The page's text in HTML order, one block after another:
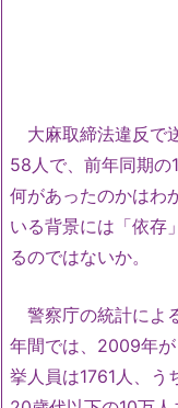
大麻取締法違反で
58人で、前年同期の
何があったのかはわ
いる背景には「依存
るのではないか。
警察庁の統計によ
年間では、2009年
挙人員は1761人、う